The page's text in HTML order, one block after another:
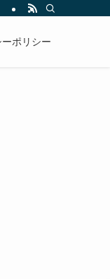
ポリシー